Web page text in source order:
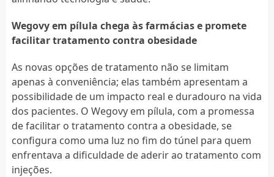
Wegovy em pílula chega às farmácias e promete
facilitar tratamento contra obesidade
As novas opções de tratamento não se limitam
apenas à conveniência; elas também apresentam a
possibilidade de um impacto real e duradouro na vida
dos pacientes. O Wegovy em pílula, com a promessa
de facilitar o tratamento contra a obesidade, se
configura como uma luz no fim do túnel para quem
enfrentava a dificuldade de aderir ao tratamento com
injeções.